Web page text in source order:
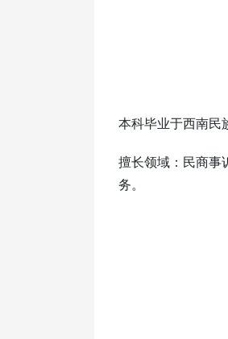
本科毕业于西南民
擅长领域：民商事
务。